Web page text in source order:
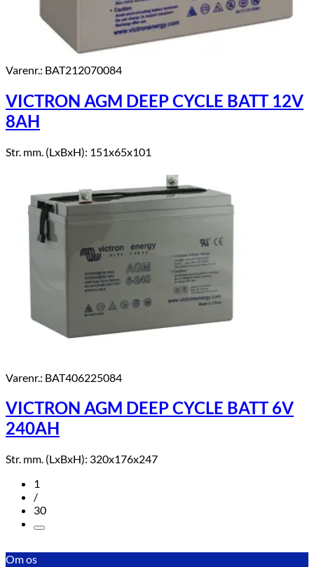
Varenr.: BAT212070084
VICTRON AGM DEEP CYCLE BATT 12V
8AH
Str. mm. (LxBxH): 151x65x101
Varenr.: BAT406225084
VICTRON AGM DEEP CYCLE BATT 6V
240AH
Str. mm. (LxBxH): 320x176x247
1
/
30
Om os